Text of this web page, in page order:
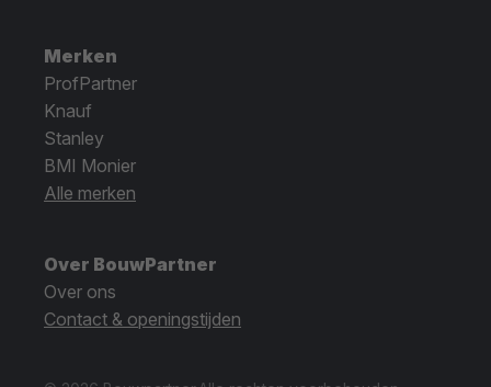
Merken
ProfPartner
Knauf
Stanley
BMI Monier
Alle merken
Over BouwPartner
Over ons
Contact & openingstijden